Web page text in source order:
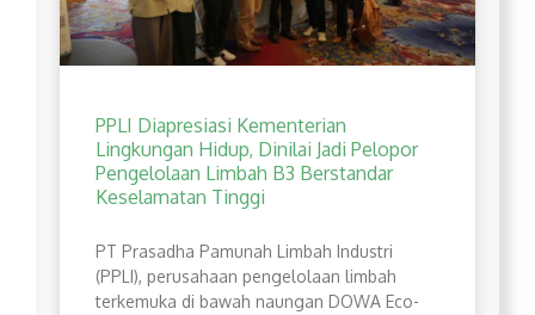
PPLI Diapresiasi Kementerian
Lingkungan Hidup, Dinilai Jadi Pelopor
Pengelolaan Limbah B3 Berstandar
Keselamatan Tinggi
PT Prasadha Pamunah Limbah Industri
(PPLI), perusahaan pengelolaan limbah
terkemuka di bawah naungan DOWA Eco-